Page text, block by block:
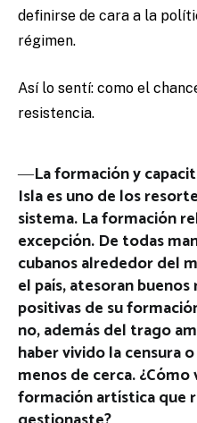
definirse de cara a la
régimen.
Así lo sentí: como el
resistencia.
―La formación y
Isla es uno de los
sistema. La formación
excepción. De todas
cubanos alrededor del
el país, atesoran
positivas de su
no, además del trago
haber vivido la censura
menos de cerca.
formación artística que